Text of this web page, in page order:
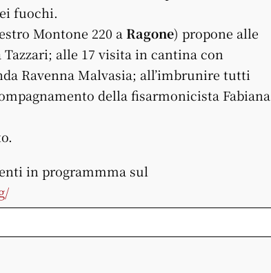
fuochi.
Montone 220 a Ragone) propone alle
alle 17 visita in cantina con
Ravenna Malvasia; all’imbrunire tutti
della fisarmonicista Fabiana
in programmma sul